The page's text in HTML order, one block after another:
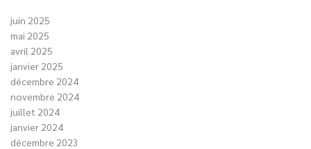
juin 2025
mai 2025
avril 2025
janvier 2025
décembre 2024
novembre 2024
juillet 2024
janvier 2024
décembre 2023